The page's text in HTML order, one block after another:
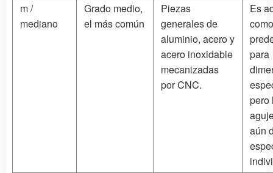
m /
mediano
Grado medio,
el más común
Piezas
generales de
aluminio, acero y
acero inoxidable
mecanizadas
por CNC.
Es
para
pero
aún